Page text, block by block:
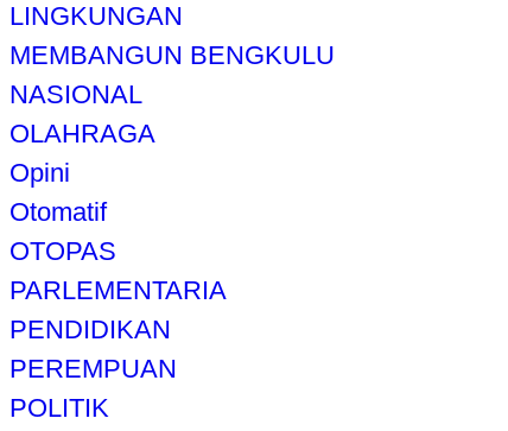
LINGKUNGAN
MEMBANGUN BENGKULU
NASIONAL
OLAHRAGA
Opini
Otomatif
OTOPAS
PARLEMENTARIA
PENDIDIKAN
PEREMPUAN
POLITIK